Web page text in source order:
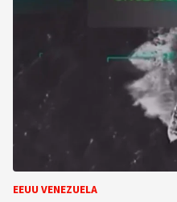
EEUU VENEZUELA